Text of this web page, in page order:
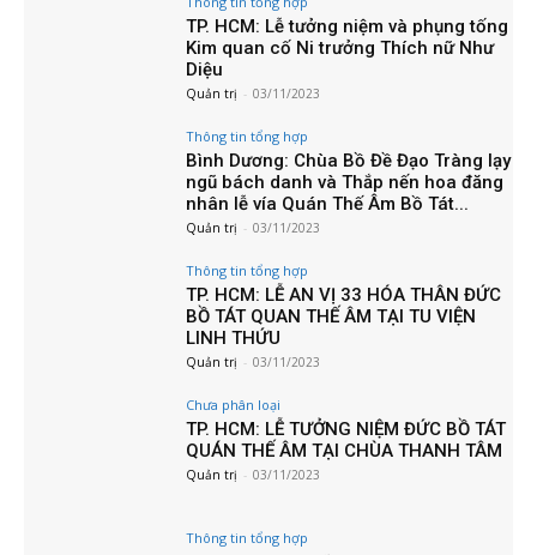
TP. HCM: Lễ tưởng niệm và phụng tống
Kim quan cố Ni trưởng Thích nữ Như
Diệu
Quản trị - 03/11/2023
Thông tin tổng hợp
Bình Dương: Chùa Bồ Đề Đạo Tràng lạy
ngũ bách danh và Thắp nến hoa đăng
nhân lễ vía Quán Thế Âm Bồ Tát...
Quản trị - 03/11/2023
Thông tin tổng hợp
TP. HCM: LỄ AN VỊ 33 HÓA THÂN ĐỨC
BỒ TÁT QUAN THẾ ÂM TẠI TU VIỆN
LINH THỨU
Quản trị - 03/11/2023
Chưa phân loại
TP. HCM: LỄ TƯỞNG NIỆM ĐỨC BỒ TÁT
QUÁN THẾ ÂM TẠI CHÙA THANH TÂM
Quản trị - 03/11/2023
Thông tin tổng hợp